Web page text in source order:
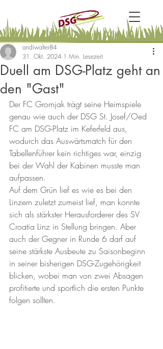
Duell am DSG-Platz geht an
den "Gast"
andiwalter84
31. Okt. 2024 1 Min. Lesezeit
Der FC Grornjak trägt seine Heimspiele
genau wie auch der DSG St. Josef/Oed
FC am DSG-Platz im Keferfeld aus,
wodurch das Auswärtsmatch für den
Tabellenführer kein richtiges war, einzig
bei der Wahl der Kabinen musste man
aufpassen.
Auf dem Grün lief es wie es bei den
Linzern zuletzt zumeist lief, man konnte
sich als stärkster Herausforderer des SV
Croatia Linz in Stellung bringen. Aber
auch der Gegner in Runde 6 darf auf
seine stärkste Ausbeute zu Saisonbeginn
in seiner bisherigen DSG-Zugehörigkeit
blicken, wobei man von zwei Absagen
profitierte und sportlich die ersten Punkte
folgen sollten.